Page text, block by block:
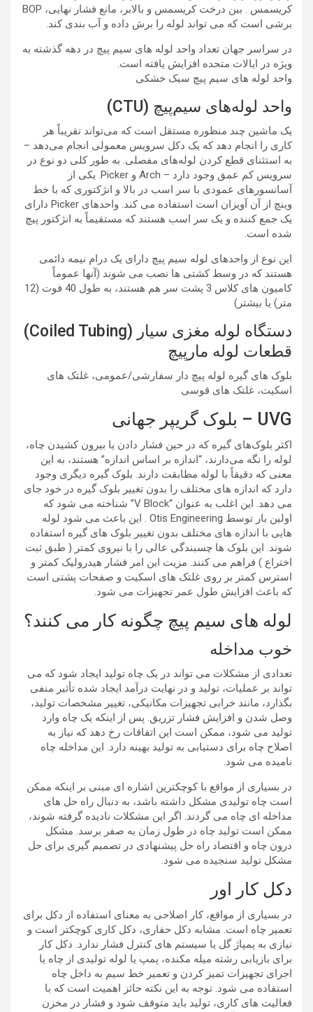
کریسمس . بین درخت کریسمس و بالابر، مانع فشار نهایی، BOP
برشی است که می تواند لوله را برش داده و آب بندی کند.
در سراسر جهان تعداد واحد لوله های سیم پیچ در دهه گذشته به
ویژه در ایالات متحده افزایش یافته است.
واحد لوله های سیم پیچ سبک خشکی
واحد لوله‌های سیم‌پیچ (CTU)
یک ماشین چند منظوره مستقل است که می‌تواند تقریباً هر
کاری را انجام دهد که یک دکل سرویس معمولی انجام می‌دهد –
به استثنای قطع کردن لوله‌های مفصلی. به طور کلی دو نوع در
سرویس کم عمق وجود دارد – Arch و Picker. یکی از
آسانسورهای عمودی با سر اسب در بالا و انژکتوری که با خط
وینچ از آن آویزان است استفاده می کند. واحدهای Picker دارای
یک جمع کننده و یک سر اسب هستند که مستقیماً به انژکتور پیچ
شده است.
این نوع از واحدهای لوله سیم پیچ دارای یک درام نیمه دائمی
هستند که در وسط کشتی ها نصب می شوند (آنها عموماً
کامیون های کلاس 3 پشت سر هم هستند، به طول 40 فوت (12
متر) یا بیشتر)
دستگاه لوله مغزی سیار (Coiled Tubing)
قطعات لوله مارپیچ
بلوک های گیره لوله پیچ دار سفارشی/عمومی، غلتک های
اسکیت، غلتک های قوسی
UVG – بلوک گریپر جهانی
اکثر بلوک‌های گیره که در حین فشار دادن یا بیرون کشیدن چاه،
لوله را نگه می‌دارند، “اندازه بر اساس اندازه” هستند، به این
معنی که دقیقاً با لوله مطابقت دارند. بلوک گیره دیگری وجود
دارد که اندازه های مختلف را بدون تغییر بلوک گیره در خود جای
می دهد. این اغلب به عنوان “V Block” شناخته می شود که
اولین بار توسط Otis Engineering . این باعث می شود لوله
هایی با اندازه های مختلف بدون تغییر بلوک های گیره استفاده
شوند. این بلوک ها چسبندگی عالی را با نیروی کمتر ( طبق ثبت
اختراع ) فراهم می کنند. مزیت این امر فشار هیدرولیک کمتر و
استرس کمتر بر روی غلتک های اسکیت و صفحات پشتی است
که باعث افزایش طول عمر تجهیزات می شود.
لوله های سیم پیچ چگونه کار می کنند؟
خوب مداخله
تعدادی از مشکلات می تواند در یک چاه تولید ایجاد شود که می
تواند بر عملیات، تولید و در نهایت درآمد ایجاد شده تأثیر منفی
بگذارد، مانند خرابی تجهیزات مکانیکی، تغییر مشخصات تولید،
وصل شدن و افزایش فشار تزریق. پس از اینکه یک چاه وارد
تولید می شود، ممکن است این اتفاقات رخ دهد که نیاز به
اصلاح چاه برای دستیابی به تولید بهینه دارد. این مداخله چاه
نامیده می شود.
در بسیاری از مواقع با کوچکترین اشاره ای مبنی بر اینکه ممکن
است چاه تولیدی مشکل داشته باشد، به دنبال راه حل های
مداخله ای چاه می گردند. اگر این مشکلات نادیده گرفته شوند،
ممکن است تولید چاه در طول زمان به صفر برسد. مشکل
درون چاه و اقتصاد راه حل پیشنهادی در تصمیم گیری برای حل
مشکل تولید سنجیده می شود.
دکل کار اور
در بسیاری از مواقع، کار اصلاحی به معنای استفاده از دکل برای
تعمیر چاه است. مشابه دکل حفاری، دکل کاری کوچکتر است و
نیازی به پمپاژ گل یا سیستم های کنترل فشار ندارد. دکل کار
برای بازیابی رشته میله مکنده، پمپ یا لوله تولیدی از چاه یا
اجرای تجهیزات تمیز کردن و تعمیر خط سیم به داخل چاه
استفاده می شود. توجه به این نکته حائز اهمیت است که با
فعالیت های کاری، تولید باید متوقف شود و فشار در مخزن